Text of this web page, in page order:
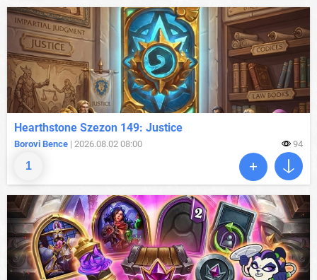
1
Hearthstone Szezon 149: Justice
Borovi Bence | 2026.08.02 08:00 94